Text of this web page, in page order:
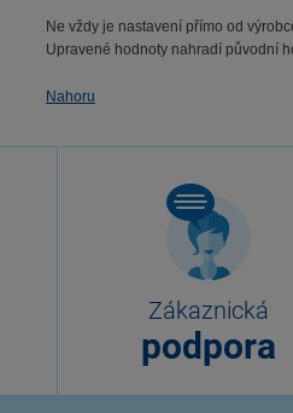
Ne vždy je nastavení přímo od
Upravené hodnoty nahradí původní
Nahoru
Zákaznická
podpora